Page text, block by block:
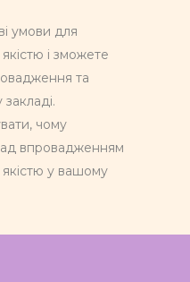
умови для
і зможете
та
чому
впровадженням
якістю у вашому